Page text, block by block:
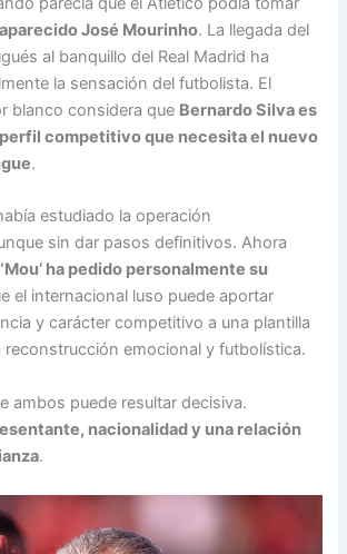
José Mourinho. La llegada del
al banquillo del Real Madrid ha
la sensación del futbolista. El
blanco considera que Bernardo Silva es
competitivo que necesita el nuevo
.
estudiado la operación
sin dar pasos definitivos. Ahora
‘Mou’ ha pedido personalmente su
el internacional luso puede aportar
y carácter competitivo a una plantilla
reconstrucción emocional y futbolística.
ambos puede resultar decisiva.
nacionalidad y una relación
.